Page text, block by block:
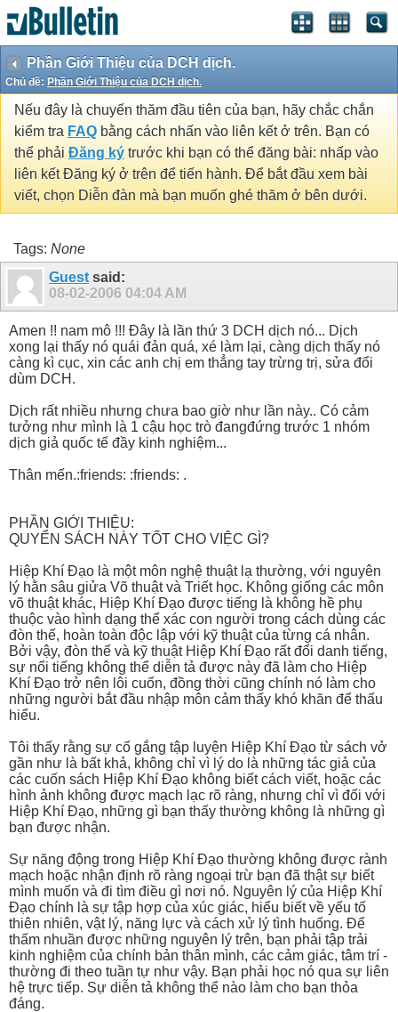
Phần Giới Thiệu của DCH dịch.
Chủ đề: Phần Giới Thiệu của DCH dịch.
Nếu đây là chuyến thăm đầu tiên của bạn, hãy chắc chắn
kiểm tra FAQ bằng cách nhấn vào liên kết ở trên. Bạn có
thể phải Đăng ký trước khi bạn có thể đăng bài: nhấp vào
liên kết Đăng ký ở trên để tiến hành. Để bắt đầu xem bài
viết, chọn Diễn đàn mà bạn muốn ghé thăm ở bên dưới.
Tags: None
Guest said:
08-02-2006 04:04 AM
Amen !! nam mô !!! Đây là lần thứ 3 DCH dịch nó... Dịch
xong lại thấy nó quái đản quá, xé làm lại, càng dịch thấy nó
càng kì cục, xin các anh chị em thẳng tay trừng trị, sửa đổi
dùm DCH.
Dịch rất nhiều nhưng chưa bao giờ như lần này.. Có cảm
tưởng như mình là 1 cậu học trò đangđứng trước 1 nhóm
dịch giả quốc tế đầy kinh nghiệm...
Thân mến.:friends: :friends: .
PHẦN GIỚI THIỆU:
QUYỂN SÁCH NÀY TỐT CHO VIỆC GÌ?
Hiệp Khí Đạo là một môn nghệ thuật lạ thường, với nguyên
lý hằn sâu giửa Võ thuật và Triết học. Không giống các môn
võ thuật khác, Hiệp Khí Đạo được tiếng là không hề phụ
thuộc vào hình dạng thể xác con người trong cách dùng các
đòn thế, hoàn toàn độc lập với kỹ thuật của từng cá nhân.
Bởi vậy, đòn thế và kỹ thuật Hiệp Khí Đạo rất đổi danh tiếng,
sự nổi tiếng không thể diễn tả được này đã làm cho Hiệp
Khí Đạo trở nên lôi cuốn, đồng thời cũng chính nó làm cho
những người bắt đầu nhập môn cảm thấy khó khăn để thấu
hiểu.
Tôi thấy rằng sự cố gắng tập luyện Hiệp Khí Đạo từ sách vở
gần như là bất khả, không chỉ vì lý do là những tác giả của
các cuốn sách Hiệp Khí Đạo không biết cách viết, hoặc các
hình ảnh không được mạch lạc rõ ràng, nhưng chỉ vì đối với
Hiệp Khí Đạo, những gì bạn thấy thường không là những gì
bạn được nhận.
Sự năng động trong Hiệp Khí Đạo thường không được rành
mạch hoặc nhận định rõ ràng ngoại trừ bạn đã thật sự biết
mình muốn và đi tìm điều gì nơi nó. Nguyên lý của Hiệp Khí
Đạo chính là sự tập hợp của xúc giác, hiểu biết về yếu tố
thiên nhiên, vật lý, năng lực và cách xử lý tình huống. Để
thấm nhuần được những nguyên lý trên, bạn phải tập trải
kinh nghiệm của chính bản thân mình, các cảm giác, tâm trí -
thường đi theo tuần tự như vậy. Bạn phải học nó qua sự liên
hệ trực tiếp. Sự diễn tả không thể nào làm cho bạn thỏa
đáng.